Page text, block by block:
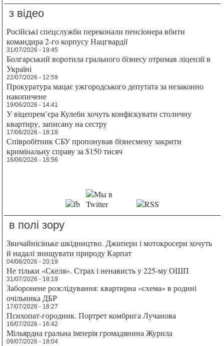
з відео
Російські спецслужби переконали пенсіонера вбити
командира 2-го корпусу Нацгвардії
31/07/2026 - 19:45
Болгарський воротила грального бізнесу отримав ліцензії в
Україні
22/07/2026 - 12:59
Прокуратура мацає ужгородського депутата за незаконно
накопичене
19/06/2026 - 14:41
У віцепрем’єра Кулеби хочуть конфіскувати столичну
квартиру, записану на сестру
17/06/2026 - 18:19
Співробітник СБУ пропонував бізнесмену закрити
кримінальну справу за $150 тисяч
16/06/2026 - 16:56
в полі зору
Звичайнісіньке шкідництво. Джипери і мотокросери хочуть
й надалі знищувати природу Карпат
04/08/2026 - 20:19
Не тільки «Скеля». Страх і ненависть у 225-му ОШП
31/07/2026 - 18:19
Заборонене розслідування: квартирна «схема» в родині
очільника ДБР
17/07/2026 - 18:27
Психопат-городник. Портрет комбрига Лучанова
16/07/2026 - 16:42
Мільярдна гральна імперія громадянина Журила
09/07/2026 - 18:04